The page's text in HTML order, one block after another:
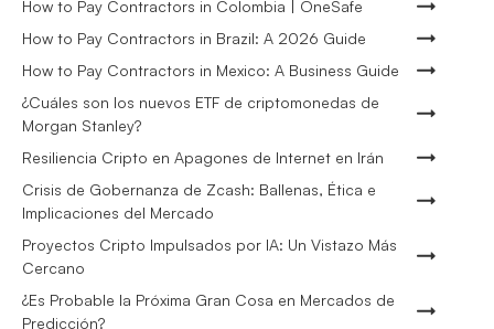
How to Pay Contractors in Colombia | OneSafe
How to Pay Contractors in Brazil: A 2026 Guide
How to Pay Contractors in Mexico: A Business Guide
¿Cuáles son los nuevos ETF de criptomonedas de
Morgan Stanley?
Resiliencia Cripto en Apagones de Internet en Irán
Crisis de Gobernanza de Zcash: Ballenas, Ética e
Implicaciones del Mercado
Proyectos Cripto Impulsados por IA: Un Vistazo Más
Cercano
¿Es Probable la Próxima Gran Cosa en Mercados de
Predicción?